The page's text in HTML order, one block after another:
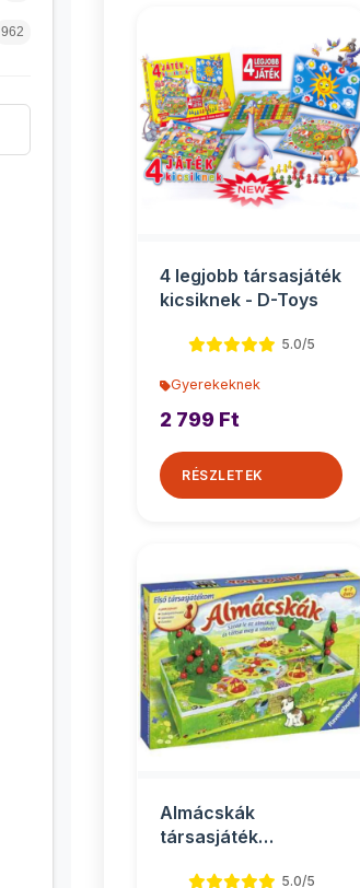
53
962
4 legjobb társasjáték
kicsiknek - D-Toys
5.0/5
Gyerekeknek
2 799 Ft
RÉSZLETEK
Almácskák
társasjáték
5.0/5